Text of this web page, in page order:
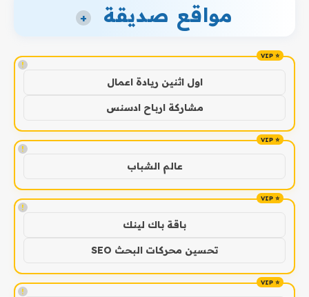
مواقع صديقة +
!
اول اثنين ريادة اعمال
مشاركة ارباح ادسنس
!
عالم الشباب
!
باقة باك لينك
تحسين محركات البحث SEO
!